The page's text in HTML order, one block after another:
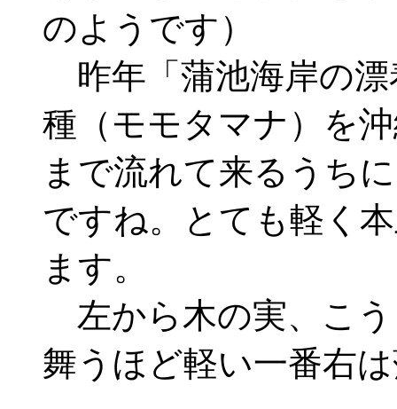
のようです）
昨年「蒲池海岸の
種（モモタマナ）を
まで流れて来るうち
ですね。とても軽く
ます。
左から木の実、こ
舞うほど軽い一番右